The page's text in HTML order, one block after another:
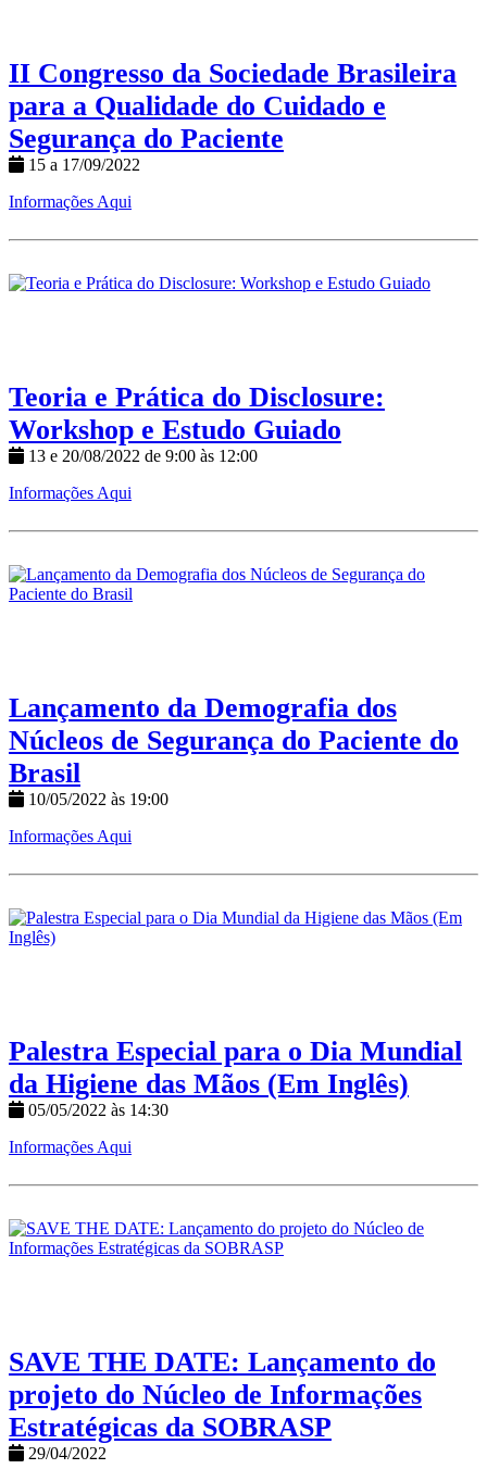
II Congresso da Sociedade Brasileira
para a Qualidade do Cuidado e
Segurança do Paciente
15 a 17/09/2022
Informações Aqui
Teoria e Prática do Disclosure:
Workshop e Estudo Guiado
13 e 20/08/2022 de 9:00 às 12:00
Informações Aqui
Lançamento da Demografia dos
Núcleos de Segurança do Paciente do
Brasil
10/05/2022 às 19:00
Informações Aqui
Palestra Especial para o Dia Mundial
da Higiene das Mãos (Em Inglês)
05/05/2022 às 14:30
Informações Aqui
SAVE THE DATE: Lançamento do
projeto do Núcleo de Informações
Estratégicas da SOBRASP
29/04/2022